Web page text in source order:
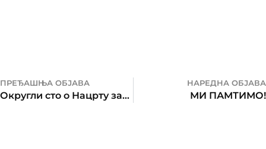
ПРЕЂАШЊА ОБЈАВА
Округли сто о Нацрту закона о заштити од насиља у породици и насиља према женама Републике Српске
НАРЕДНА ОБЈАВА
МИ ПАМТИМО!